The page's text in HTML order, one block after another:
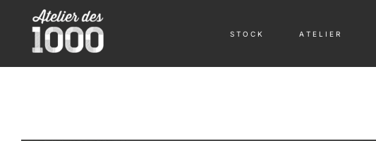
S T O C K A T E L I E R